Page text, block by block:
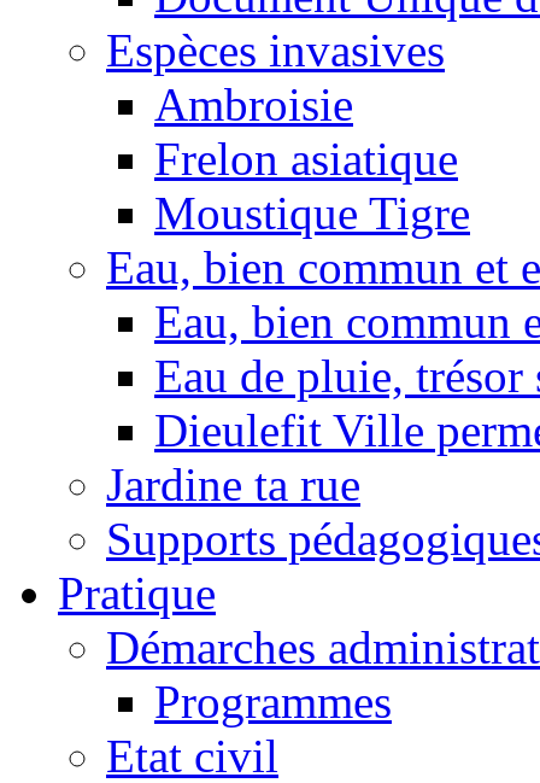
Espèces invasives
Ambroisie
Frelon asiatique
Moustique Tigre
Eau, bien commun et
Eau, bien commun
Eau de pluie,
Dieulefit Ville
Jardine ta rue
Supports
Pratique
Démarches
Programmes
Etat civil